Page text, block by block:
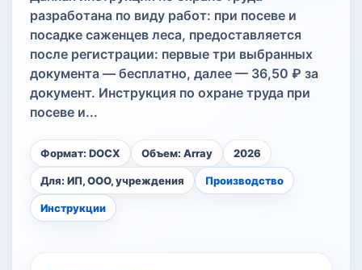
разработана по виду работ: при посеве и
посадке саженцев леса, предоставляется
после регистрации: первые три выбранных
документа — бесплатно, далее — 36,50 ₽ за
документ. Инструкция по охране труда при
посеве и...
Формат: DOCX Объем: Array 2026
Для: ИП, ООО, учреждения Производство
Инструкции